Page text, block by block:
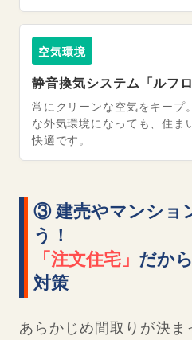
空気環境
静音換気システム「ルフ
常にクリーンな空気をキープ
な外気環境になっても、住ま
快適です。
③ 建売やマンショ
う！
「注文住宅」 だか
対策
あらかじめ間取りが決